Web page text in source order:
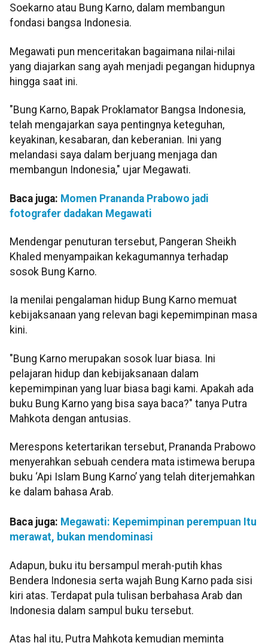
Soekarno atau Bung Karno, dalam membangun
fondasi bangsa Indonesia.
Megawati pun menceritakan bagaimana nilai-nilai
yang diajarkan sang ayah menjadi pegangan hidupnya
hingga saat ini.
"Bung Karno, Bapak Proklamator Bangsa Indonesia,
telah mengajarkan saya pentingnya keteguhan,
keyakinan, kesabaran, dan keberanian. Ini yang
melandasi saya dalam berjuang menjaga dan
membangun Indonesia," ujar Megawati.
Baca juga: Momen Prananda Prabowo jadi
fotografer dadakan Megawati
Mendengar penuturan tersebut, Pangeran Sheikh
Khaled menyampaikan kekagumannya terhadap
sosok Bung Karno.
Ia menilai pengalaman hidup Bung Karno memuat
kebijaksanaan yang relevan bagi kepemimpinan masa
kini.
"Bung Karno merupakan sosok luar biasa. Ini
pelajaran hidup dan kebijaksanaan dalam
kepemimpinan yang luar biasa bagi kami. Apakah ada
buku Bung Karno yang bisa saya baca?" tanya Putra
Mahkota dengan antusias.
Merespons ketertarikan tersebut, Prananda Prabowo
menyerahkan sebuah cendera mata istimewa berupa
buku ‘Api Islam Bung Karno’ yang telah diterjemahkan
ke dalam bahasa Arab.
Baca juga: Megawati: Kepemimpinan perempuan Itu
merawat, bukan mendominasi
Adapun, buku itu bersampul merah-putih khas
Bendera Indonesia serta wajah Bung Karno pada sisi
kiri atas. Terdapat pula tulisan berbahasa Arab dan
Indonesia dalam sampul buku tersebut.
Atas hal itu, Putra Mahkota kemudian meminta